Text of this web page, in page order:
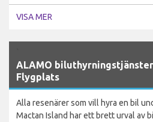
VISA MER
ALAMO
Flygplats
Alla resenärer som vill hyra en bil
Mactan Island har ett brett urval av